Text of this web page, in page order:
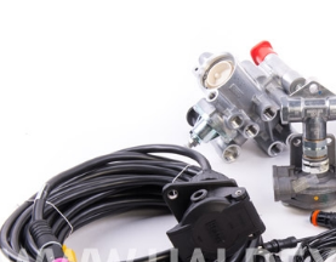
Оформить заказ
Быстрый заказ
наличии:
на дату 10 сентября 2025